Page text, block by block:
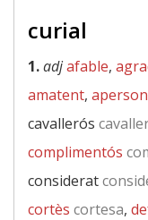
curial
1.adjafable,
amatent,
cavallerós
complimentós
considerat
cortès cortesa,